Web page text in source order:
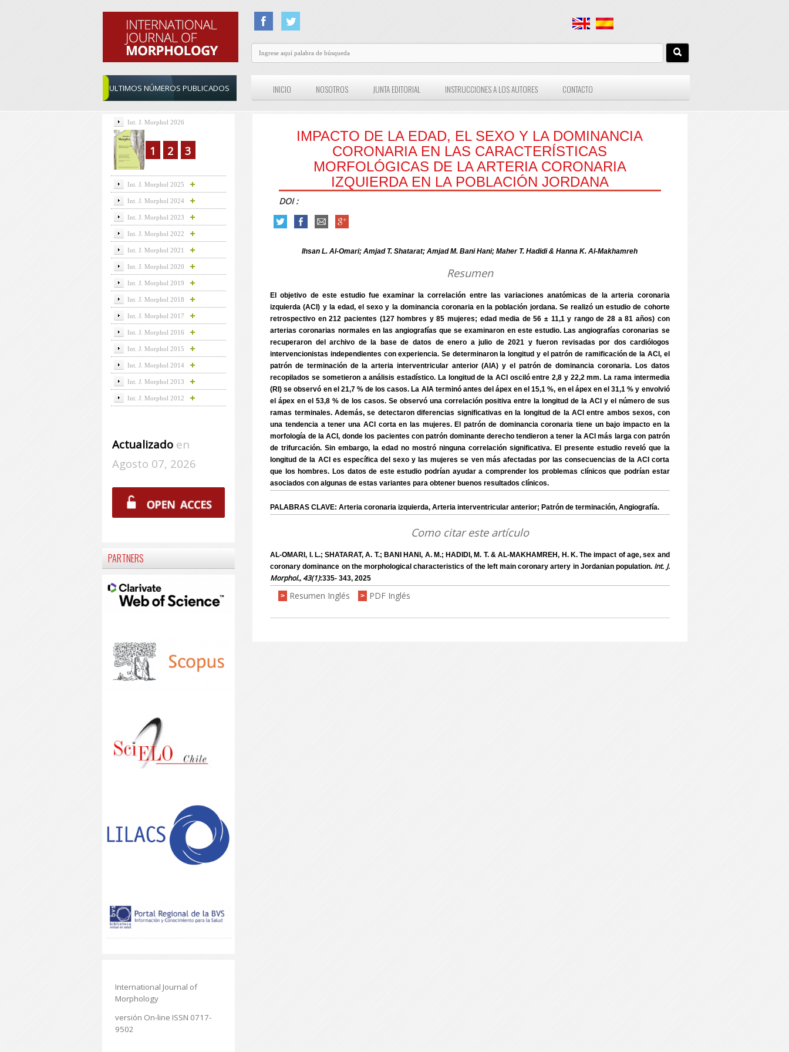
ULTIMOS NÚMEROS PUBLICADOS INICIO NOSOTROS JUNTA EDITORIAL INSTRUCCIONES A LOS AUTORES CONTACTO
IMPACTO DE LA EDAD, EL SEXO Y LA DOMINANCIA
CORONARIA EN LAS CARACTERÍSTICAS
MORFOLÓGICAS DE LA ARTERIA CORONARIA
IZQUIERDA EN LA POBLACIÓN JORDANA
DOI :
Ihsan L. Al-Omari; Amjad T. Shatarat; Amjad M. Bani Hani; Maher T. Hadidi & Hanna K. Al-Makhamreh
Resumen
El objetivo de este estudio fue examinar la correlación entre las variaciones anatómicas de la arteria coronaria
izquierda (ACI) y la edad, el sexo y la dominancia coronaria en la población jordana. Se realizó un estudio de cohorte
retrospectivo en 212 pacientes (127 hombres y 85 mujeres; edad media de 56 ± 11,1 y rango de 28 a 81 años) con
arterias coronarias normales en las angiografías que se examinaron en este estudio. Las angiografías coronarias se
recuperaron del archivo de la base de datos de enero a julio de 2021 y fueron revisadas por dos cardiólogos
intervencionistas independientes con experiencia. Se determinaron la longitud y el patrón de ramificación de la ACI, el
patrón de terminación de la arteria interventricular anterior (AIA) y el patrón de dominancia coronaria. Los datos
recopilados se sometieron a análisis estadístico. La longitud de la ACI osciló entre 2,8 y 22,2 mm. La rama intermedia
(RI) se observó en el 21,7 % de los casos. La AIA terminó antes del ápex en el 15,1 %, en el ápex en el 31,1 % y envolvió
el ápex en el 53,8 % de los casos. Se observó una correlación positiva entre la longitud de la ACI y el número de sus
ramas terminales. Además, se detectaron diferencias significativas en la longitud de la ACI entre ambos sexos, con
una tendencia a tener una ACI corta en las mujeres. El patrón de dominancia coronaria tiene un bajo impacto en la
morfología de la ACI, donde los pacientes con patrón dominante derecho tendieron a tener la ACI más larga con patrón
de trifurcación. Sin embargo, la edad no mostró ninguna correlación significativa. El presente estudio reveló que la
longitud de la ACI es específica del sexo y las mujeres se ven más afectadas por las consecuencias de la ACI corta
que los hombres. Los datos de este estudio podrían ayudar a comprender los problemas clínicos que podrían estar
asociados con algunas de estas variantes para obtener buenos resultados clínicos.
PALABRAS CLAVE: Arteria coronaria izquierda, Arteria interventricular anterior; Patrón de terminación, Angiografía.
Como citar este artículo
AL-OMARI, I. L.; SHATARAT, A. T.; BANI HANI, A. M.; HADIDI, M. T. & AL-MAKHAMREH, H. K. The impact of age, sex and
coronary dominance on the morphological characteristics of the left main coronary artery in Jordanian population. Int. J.
Morphol., 43(1):335- 343, 2025
> Resumen Inglés > PDF Inglés
Int. J. Morphol 2026
1 2 3
Int. J. Morphol 2025
Int. J. Morphol 2024
Int. J. Morphol 2023
Int. J. Morphol 2022
Int. J. Morphol 2021
Int. J. Morphol 2020
Int. J. Morphol 2019
Int. J. Morphol 2018
Int. J. Morphol 2017
Int. J. Morphol 2016
Int. J. Morphol 2015
Int. J. Morphol 2014
Int. J. Morphol 2013
Int. J. Morphol 2012
Actualizadoen
Agosto 07, 2026
PARTNERS
International Journal of
Morphology
versión On-line ISSN 0717-
9502